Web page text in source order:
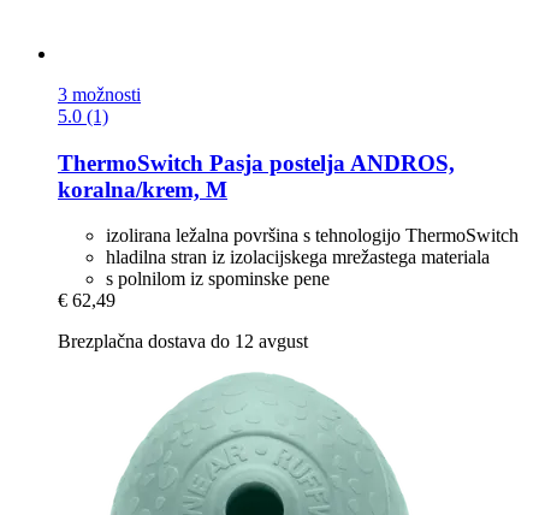
3 možnosti
5.0 (1)
ThermoSwitch Pasja postelja ANDROS,
koralna/krem, M
izolirana ležalna površina s tehnologijo ThermoSwitch
hladilna stran iz izolacijskega mrežastega materiala
s polnilom iz spominske pene
€ 62,49
Brezplačna dostava do 12 avgust